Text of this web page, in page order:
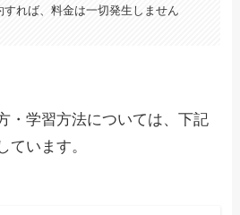
れば、料金は一切発生しません
・学習方法については、下記
ています。